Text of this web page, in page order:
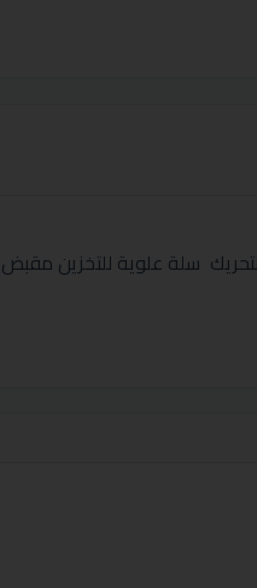
سلة علوية للتخزين